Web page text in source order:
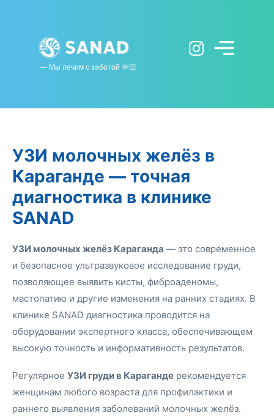
— Мы лечим с заботой 🫶🏻
УЗИ молочных желёз в
Караганде — точная
диагностика в клинике
SANAD
УЗИ молочных желёз Караганда — это современное
и безопасное ультразвуковое исследование груди,
позволяющее выявить кисты, фиброаденомы,
мастопатию и другие изменения на ранних стадиях. В
клинике SANAD диагностика проводится на
оборудовании экспертного класса, обеспечивающем
высокую точность и информативность результатов.
Регулярное УЗИ груди в Караганде рекомендуется
женщинам любого возраста для профилактики и
раннего выявления заболеваний молочных желёз.